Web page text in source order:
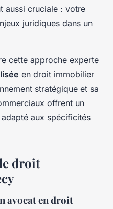
aussi cruciale : votre
juridiques dans un
cette approche experte
en droit immobilier
stratégique et sa
offrent un
aux spécificités
droit
avocat en droit